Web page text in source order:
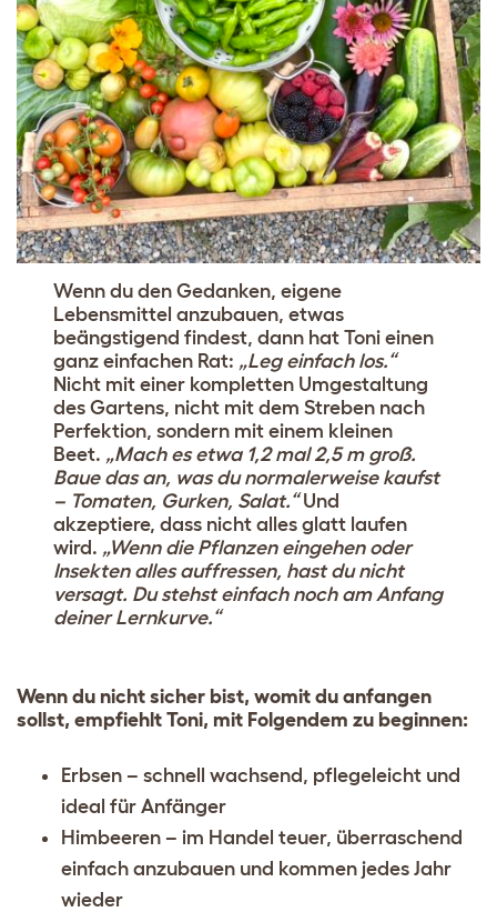
Wenn du den Gedanken, eigene
Lebensmittel anzubauen, etwas
beängstigend findest, dann hat Toni einen
ganz einfachen Rat: „Leg einfach los.“
Nicht mit einer kompletten Umgestaltung
des Gartens, nicht mit dem Streben nach
Perfektion, sondern mit einem kleinen
Beet. „Mach es etwa 1,2 mal 2,5 m groß.
Baue das an, was du normalerweise kaufst
– Tomaten, Gurken, Salat.“Und
akzeptiere, dass nicht alles glatt laufen
wird. „Wenn die Pflanzen eingehen oder
Insekten alles auffressen, hast du nicht
versagt. Du stehst einfach noch am Anfang
deiner Lernkurve.“
Wenn du nicht sicher bist, womit du anfangen
sollst, empfiehlt Toni, mit Folgendem zu beginnen:
Erbsen – schnell wachsend, pflegeleicht und
ideal für Anfänger
Himbeeren – im Handel teuer, überraschend
einfach anzubauen und kommen jedes Jahr
wieder